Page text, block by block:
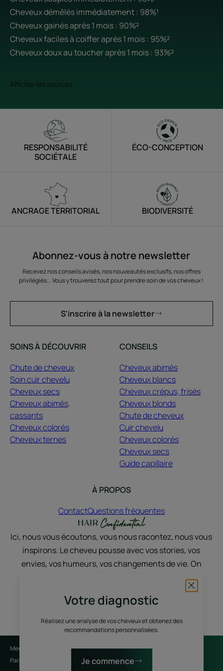
Cheveux démêlés immédiatement : 98%¹
Cheveux gainés après 1 mois : 90%²
Cheveux faciles à coiffer après 1 mois : 95%²
Cheveux doux au toucher après 1 mois : 93%²
Afficher les sources
Votre diagnostic
Réalisez une analyse de vos cheveux et obtenez des
recommandations personnalisées.
Je commence
RESPONSABILITÉ
SOCIÉTALE
ÉCO-CONCEPTION
ANCRAGE TERRITORIAL BIODIVERSITÉ
Abonnez-vous à notre newsletter
Recevez nos conseils avisés, nos nouveautés exclusifs, nos offres
privilégiés... Vous y trouverez tout pour prendre soin de vos cheveux !
S'inscrire à la newsletter
SOINS À DÉCOUVRIR
Chute de cheveux
Soin cuir chevelu
Cheveux secs
Cheveux abimés,
cassants
Cheveux colorés
Cheveux ternes
CONSEILS
Cheveux abimés
Cheveux blancs
Cheveux crépus, frisés
Cheveux blonds
Chute de cheveux
Cuir chevelu
Cheveux colorés
Cheveux secs
Guide capillaire
À PROPOS
ContactQuestions fréquentes
Ici, nous vous écoutons, vous nous racontez, nous vous
inspirons. Le cheveu pousse avec vos stories, vos
envies, vos humeurs, vos changements de vie. On
discute, on partage, on sublime, avec du vrai et du
Mentions légales
Politique de confidentialité
Paramètres des cookies